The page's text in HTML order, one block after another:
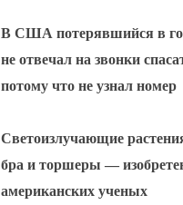
В США потерявшийся в
не отвечал на звонки
потому что не узнал номер
Светоизлучающие
бра и торшеры —
американских ученых